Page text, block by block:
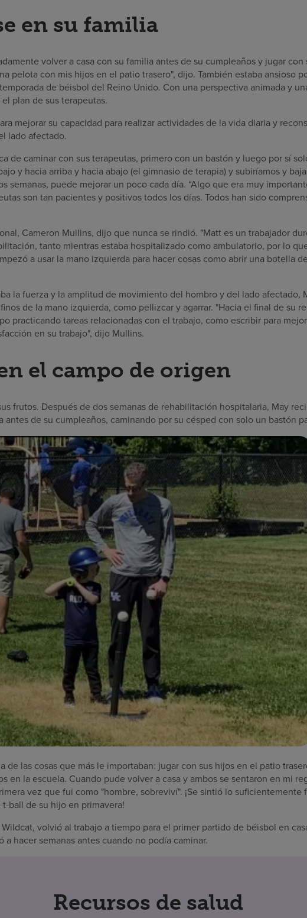
en su familia
volver a casa con su familia antes de su cumpleaños y jugar con
pelota con mis hijos en el patio trasero", dijo. También estaba ansioso
de béisbol del Reino Unido. Con una perspectiva animada y
plan de sus terapeutas.
mejorar su capacidad para realizar actividades de la vida diaria y
lado afectado.
de caminar con sus terapeutas, primero con un bastón y luego por sí
y hacia arriba y hacia abajo (el gimnasio de terapia) y subiríamos y
semanas, puede mejorar un poco cada día. “Algo que era muy
son tan pacientes y positivos todos los días. Todos han sido
Cameron Mullins, dijo que nunca se rindió. "Matt es un trabajador
tanto mientras estaba hospitalizado como ambulatorio, por lo
a usar la mano izquierda para hacer cosas como abrir una botella
la fuerza y la amplitud de movimiento del hombro y del lado afectado,
de la mano izquierda, como pellizcar y agarrar. "Hacia el final de su
practicando tareas relacionadas con el trabajo, como escribir para
en su trabajo", dijo Mullins.
el campo de origen
frutos. Después de dos semanas de rehabilitación hospitalaria, May
antes de su cumpleaños, caminando por su césped con solo un bastón
de las cosas que más le importaban: jugar con sus hijos en el patio
en la escuela. Cuando pude volver a casa y ambos se sentaron en mi
vez que fui como "hombre, sobreviví". ¡Se sintió lo suficientemente
ball de su hijo en primavera!
volvió al trabajo a tiempo para el primer partido de béisbol en
a hacer semanas antes cuando no podía caminar.
Recursos de salud